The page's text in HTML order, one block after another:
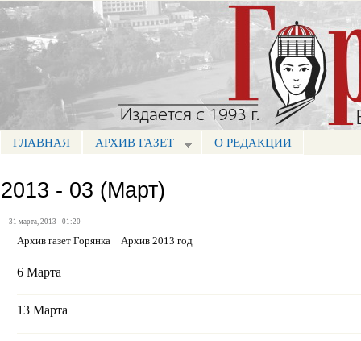
Портал СМИ КБР
МЕНЮ ГОРЯНКА
ГЛАВНАЯ АРХИВ ГАЗЕТ О РЕДАКЦИИ
2013 - 03 (Март)
31 марта, 2013 - 01:20
Архив газет Горянка Архив 2013 год
6 Марта
13 Марта